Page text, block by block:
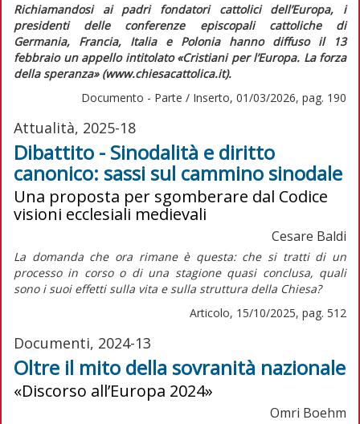
Richiamandosi ai padri fondatori cattolici dell’Europa, i
presidenti delle conferenze episcopali cattoliche di
Germania, Francia, Italia e Polonia hanno diffuso il 13
febbraio un appello intitolato «Cristiani per l’Europa. La forza
della speranza» (www.chiesacattolica.it).
Documento - Parte / Inserto, 01/03/2026, pag. 190
Attualità, 2025-18
Dibattito - Sinodalità e diritto
canonico: sassi sul cammino sinodale
Una proposta per sgomberare dal Codice
visioni ecclesiali medievali
Cesare Baldi
La domanda che ora rimane è questa: che si tratti di un
processo in corso o di una stagione quasi conclusa, quali
sono i suoi effetti sulla vita e sulla struttura della Chiesa?
Articolo, 15/10/2025, pag. 512
Documenti, 2024-13
Oltre il mito della sovranità nazionale
«Discorso all’Europa 2024»
Omri Boehm